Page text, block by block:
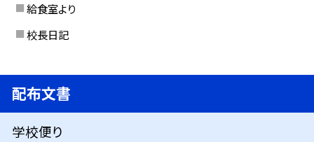
給食室より
校長日記
配布文書
学校便り